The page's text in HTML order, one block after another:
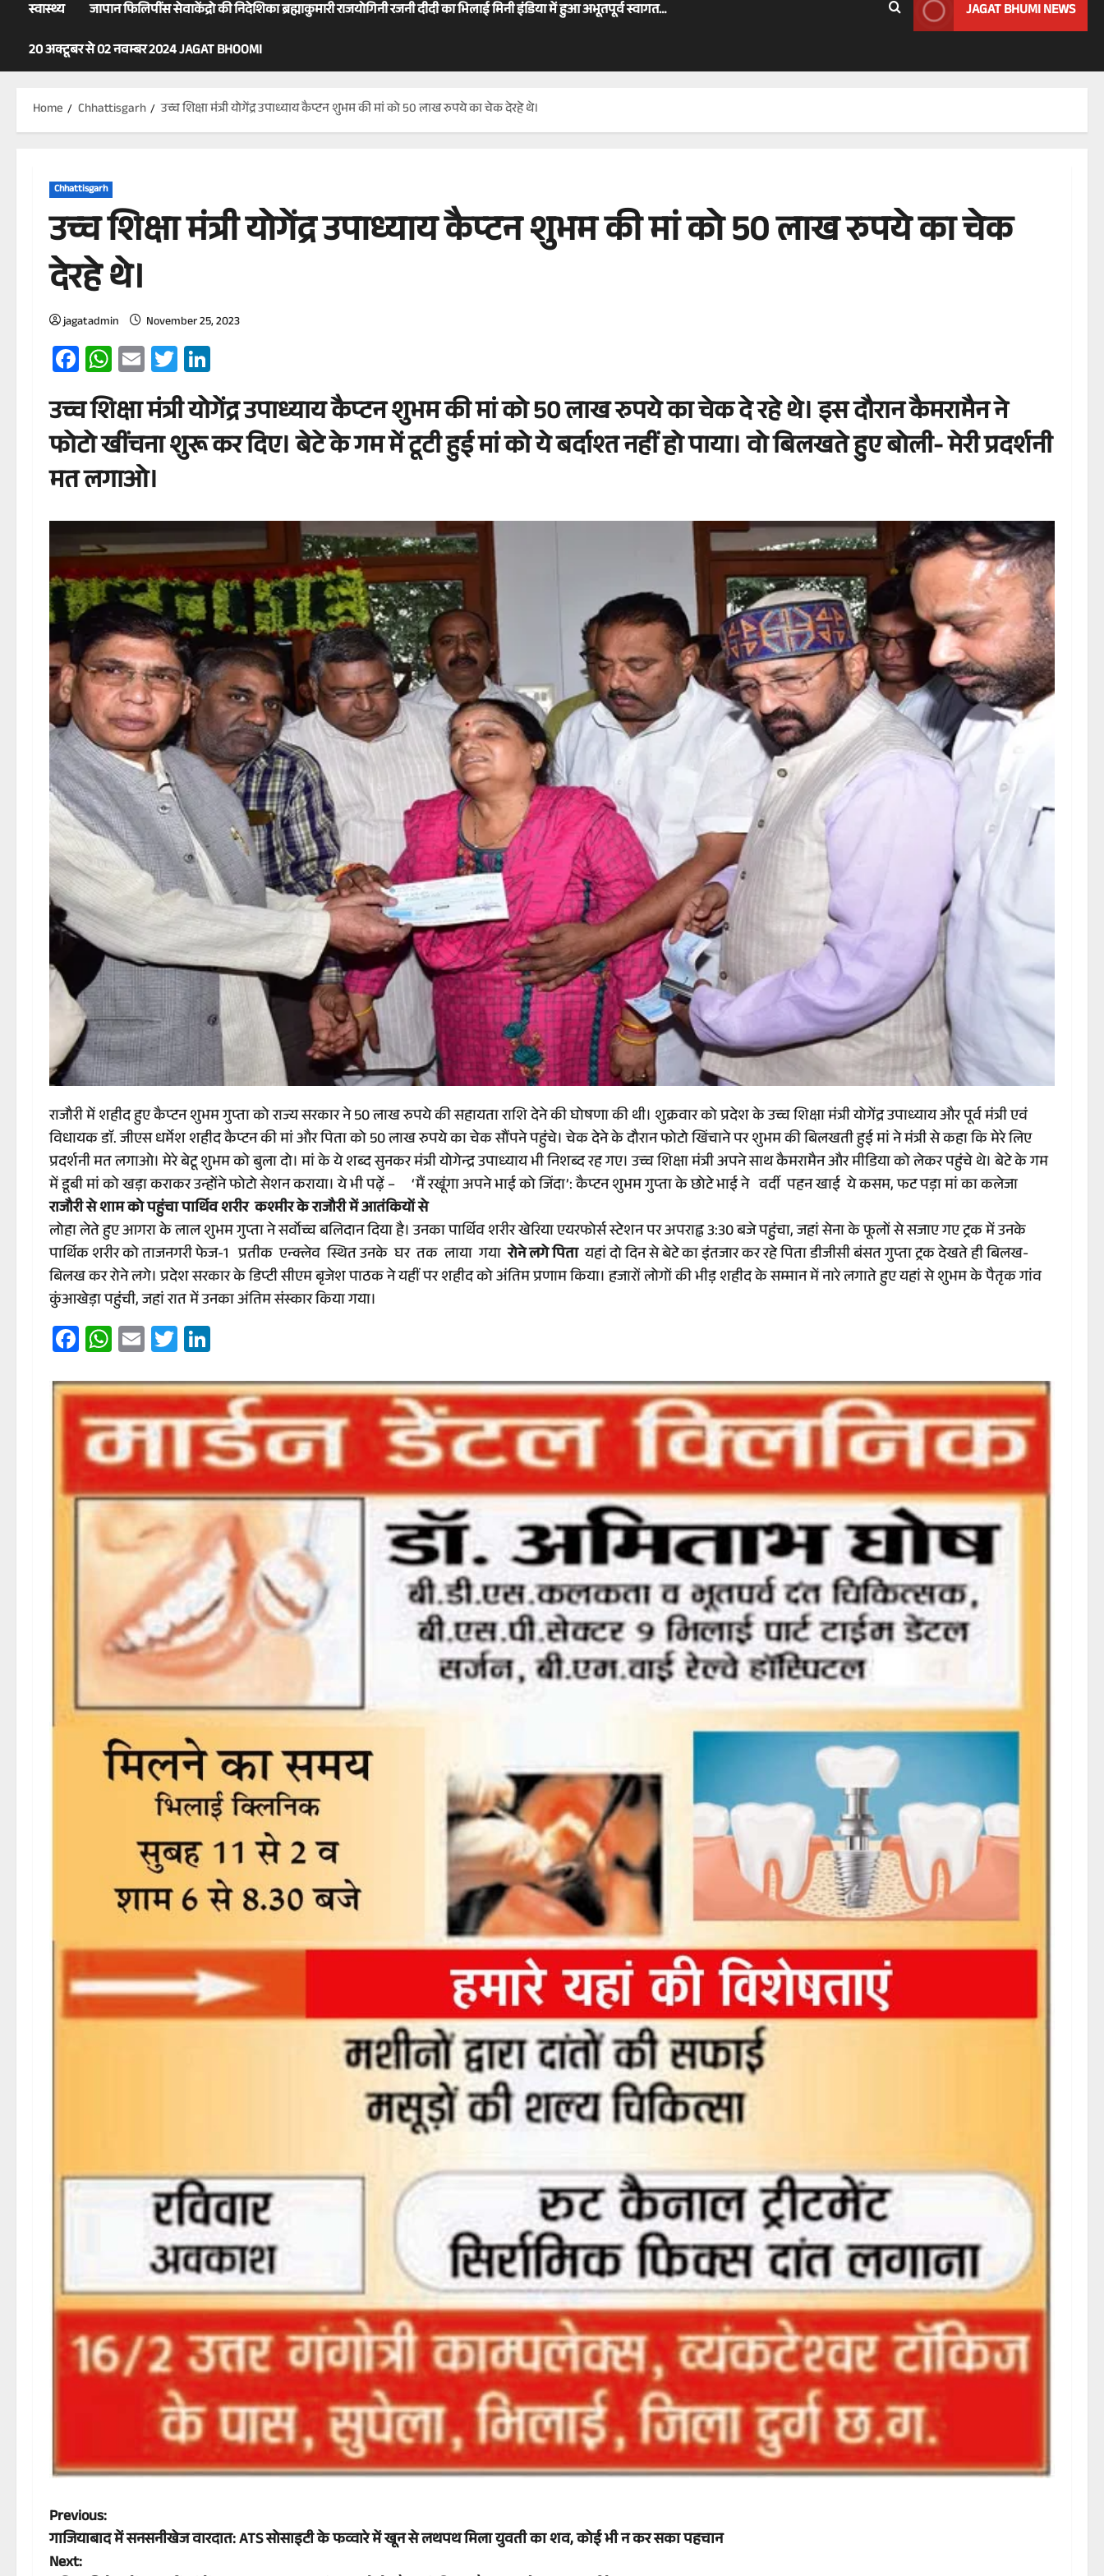
स्वास्थ्य
जापान फिलिपींस सेवाकेंद्रो की निदेशिका ब्रह्माकुमारी राजयोगिनी रजनी दीदी का भिलाई मिनी इंडिया में हुआ अभूतपूर्व स्वागत…
20 अक्टूबर से 02 नवम्बर 2024 JAGAT BHOOMI
JAGAT BHUMI NEWS
Home Chhattisgarh उच्च शिक्षा मंत्री योगेंद्र उपाध्याय कैप्टन शुभम की मां को 50 लाख रुपये का चेक देरहे थे।
Chhattisgarh
उच्च शिक्षा मंत्री योगेंद्र उपाध्याय कैप्टन शुभम की मां को 50 लाख रुपये का चेक
देरहे थे।
jagatadmin November 25, 2023
Facebook
WhatsApp
EmailTwitter
उच्च शिक्षा मंत्री योगेंद्र उपाध्याय कैप्टन शुभम की मां को 50 लाख रुपये का चेक दे रहे थे। इस दौरान कैमरामैन ने
फोटो खींचना शुरू कर दिए। बेटे के गम में टूटी हुई मां को ये बर्दाश्त नहीं हो पाया। वो बिलखते हुए बोली- मेरी प्रदर्शनी
मत लगाओ।
राजौरी में शहीद हुए कैप्टन शुभम गुप्ता को राज्य सरकार ने 50 लाख रुपये की सहायता राशि देने की घोषणा की थी। शुक्रवार को प्रदेश के उच्च शिक्षा मंत्री योगेंद्र उपाध्याय और पूर्व मंत्री एवं
विधायक डाॅ. जीएस धर्मेश शहीद कैप्टन की मां और पिता को 50 लाख रुपये का चेक सौंपने पहुंचे। चेक देने के दौरान फोटो खिंचाने पर शुभम की बिलखती हुई मां ने मंत्री से कहा कि मेरे लिए
प्रदर्शनी मत लगाओ। मेरे बेटू शुभम को बुला दो। मां के ये शब्द सुनकर मंत्री योगेन्द्र उपाध्याय भी निशब्द रह गए। उच्च शिक्षा मंत्री अपने साथ कैमरामैन और मीडिया को लेकर पहुंचे थे। बेटे के गम
में डूबी मां को खड़ा कराकर उन्होंने फोटो सेशन कराया। ये भी पढ़ें – ‘मैं रखूंगा अपने भाई को जिंदा’: कैप्टन शुभम गुप्ता के छोटे भाई ने वर्दी पहन खाई ये कसम, फट पड़ा मां का कलेजा
राजौरी से शाम को पहुंचा पार्थिव शरीर कश्मीर के राजौरी में आतंकियों से
लोहा लेते हुए आगरा के लाल शुभम गुप्ता ने सर्वोच्च बलिदान दिया है। उनका पार्थिव शरीर खेरिया एयरफोर्स स्टेशन पर अपराह्न 3:30 बजे पहुुंचा, जहां सेना के फूलों से सजाए गए ट्रक में उनके
पार्थिक शरीर को ताजनगरी फेज-1 प्रतीक एन्क्लेव स्थित उनके घर तक लाया गयारोने लगे पितायहां दो दिन से बेटे का इंतजार कर रहे पिता डीजीसी बंसत गुप्ता ट्रक देखते ही बिलख-
बिलख कर रोने लगे। प्रदेश सरकार के डिप्टी सीएम बृजेश पाठक ने यहीं पर शहीद को अंतिम प्रणाम किया। हजारों लोगों की भीड़ शहीद के सम्मान में नारे लगाते हुए यहां से शुभम के पैतृक गांव
कुंआखेड़ा पहुंची, जहां रात में उनका अंतिम संस्कार किया गया।
Facebook
WhatsApp
EmailTwitter
P
o
Previous:
गाजियाबाद में सनसनीखेज वारदात: ATS सोसाइटी के फव्वारे में खून से लथपथ मिला युवती का शव, कोई भी न कर सका पहचान
Next: